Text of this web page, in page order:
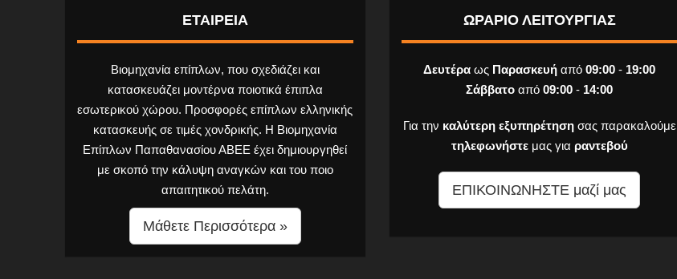
ΕΤΑΙΡΕΙΑ
Βιομηχανία επίπλων, που σχεδιάζει και
κατασκευάζει μοντέρνα ποιοτικά έπιπλα
εσωτερικού χώρου. Προσφορές επίπλων ελληνικής
κατασκευής σε τιμές χονδρικής. Η Βιομηχανία
Επίπλων Παπαθανασίου ΑΒΕΕ έχει δημιουργηθεί
με σκοπό την κάλυψη αναγκών και του ποιο
απαιτητικού πελάτη.
Μάθετε Περισσότερα »
ΩΡΑΡΙΟ ΛΕΙΤΟΥΡΓΙΑΣ
Δευτέρα ως Παρασκευή από09:00 - 19:00
Σάββατο από09:00 - 14:00
Για την καλύτερη εξυπηρέτησησας παρακαλούμε
τηλεφωνήστεμας για ραντεβού
ΕΠΙΚΟΙΝΩΝΗΣΤΕ μαζί μας